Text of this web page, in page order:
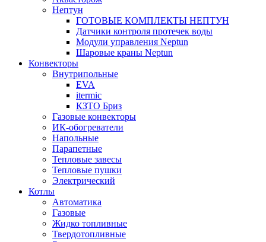
Нептун
ГОТОВЫЕ КОМПЛЕКТЫ НЕПТУН
Датчики контроля протечек воды
Модули управления Neptun
Шаровые краны Neptun
Конвекторы
Внутрипольные
EVA
itermic
КЗТО Бриз
Газовые конвекторы
ИК-обогреватели
Напольные
Парапетные
Тепловые завесы
Тепловые пушки
Электрический
Котлы
Автоматика
Газовые
Жидко топливные
Твердотопливные